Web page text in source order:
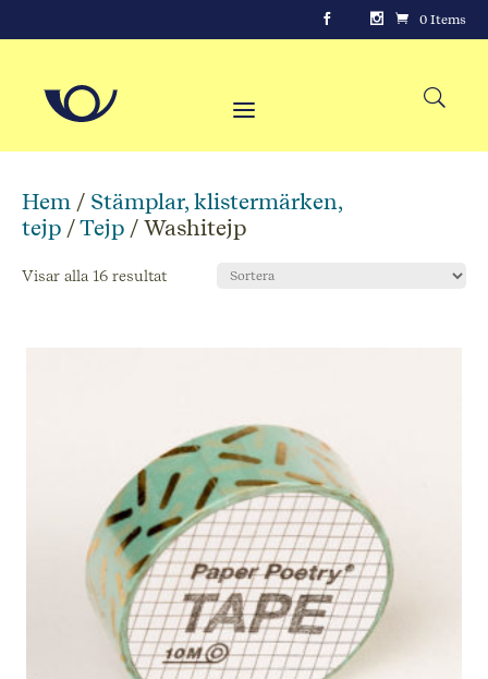
0 Items
Hem / Stämplar, klistermärken,
tejp /Tejp / Washitejp
Visar alla 16 resultat